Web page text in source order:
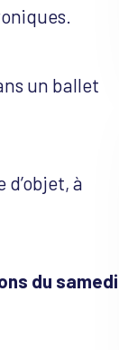
un ballet
à
du samedi